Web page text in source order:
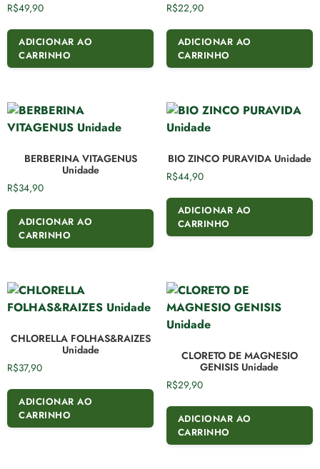
R$49,90
ADICIONAR AO
CARRINHO
R$22,90
ADICIONAR AO
CARRINHO
BERBERINA VITAGENUS
Unidade
R$34,90
ADICIONAR AO
CARRINHO
BIO ZINCO PURAVIDA Unidade
R$44,90
ADICIONAR AO
CARRINHO
CHLORELLA FOLHAS&RAIZES
Unidade
R$37,90
ADICIONAR AO
CARRINHO
CLORETO DE MAGNESIO
GENISIS Unidade
R$29,90
ADICIONAR AO
CARRINHO